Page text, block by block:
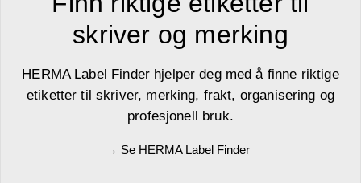
skriver og merking
HERMA Label Finder hjelper deg med å finne riktige
etiketter til skriver, merking, frakt, organisering og
profesjonell bruk.
→ Se HERMA Label Finder